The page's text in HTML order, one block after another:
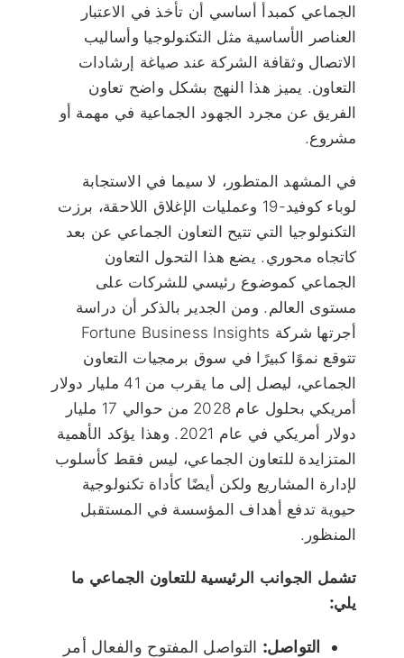
الجماعي كمبدأ أساسي أن تأخذ في الاعتبار
العناصر الأساسية مثل التكنولوجيا وأساليب
الاتصال وثقافة الشركة عند صياغة إرشادات
التعاون. يميز هذا النهج بشكل واضح تعاون
الفريق عن مجرد الجهود الجماعية في مهمة أو
مشروع.
في المشهد المتطور، لا سيما في الاستجابة
لوباء كوفيد-19 وعمليات الإغلاق اللاحقة، برزت
التكنولوجيا التي تتيح التعاون الجماعي عن بعد
كاتجاه محوري. يضع هذا التحول التعاون
الجماعي كموضوع رئيسي للشركات على
مستوى العالم. ومن الجدير بالذكر أن دراسة
أجرتها شركة Fortune Business Insights
تتوقع نموًا كبيرًا في سوق برمجيات التعاون
الجماعي، ليصل إلى ما يقرب من 41 مليار دولار
أمريكي بحلول عام 2028 من حوالي 17 مليار
دولار أمريكي في عام 2021. وهذا يؤكد الأهمية
المتزايدة للتعاون الجماعي، ليس فقط كأسلوب
لإدارة المشاريع ولكن أيضًا كأداة تكنولوجية
حيوية تدفع أهداف المؤسسة في المستقبل
المنظور.
تشمل الجوانب الرئيسية للتعاون الجماعي ما
يلي:
التواصل: التواصل المفتوح والفعال أمر